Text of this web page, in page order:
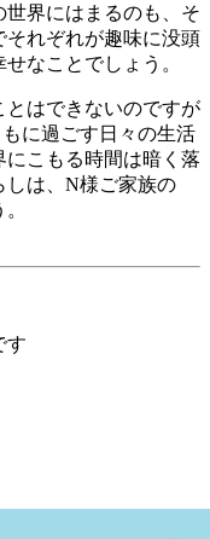
界にはまるのも、そ
れぞれが趣味に没頭
なことでしょう。
とはできないのですが
に過ごす日々の生活
こもる時間は暗く落
しは、N様ご家族の
す